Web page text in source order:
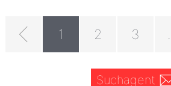
1 2 3
Suchagent